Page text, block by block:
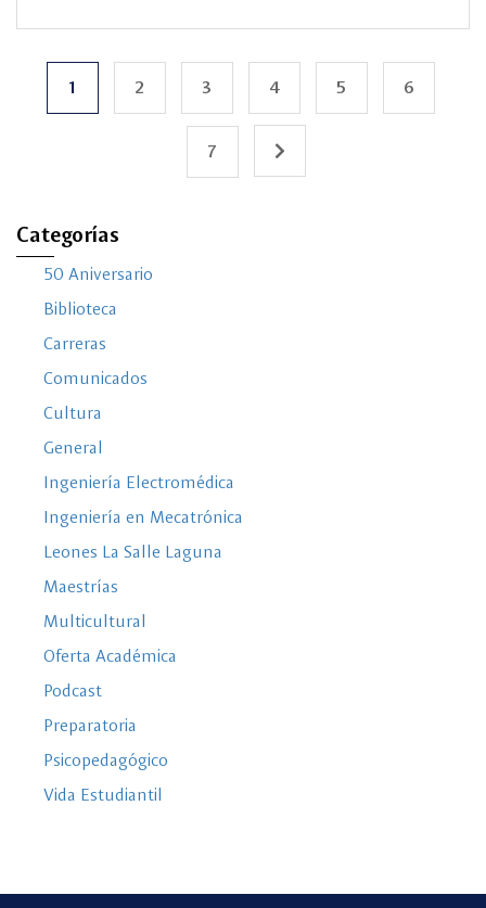
1 2 3 4 5 6
7
Categorías
50 Aniversario
Biblioteca
Carreras
Comunicados
Cultura
General
Ingeniería Electromédica
Ingeniería en Mecatrónica
Leones La Salle Laguna
Maestrías
Multicultural
Oferta Académica
Podcast
Preparatoria
Psicopedagógico
Vida Estudiantil